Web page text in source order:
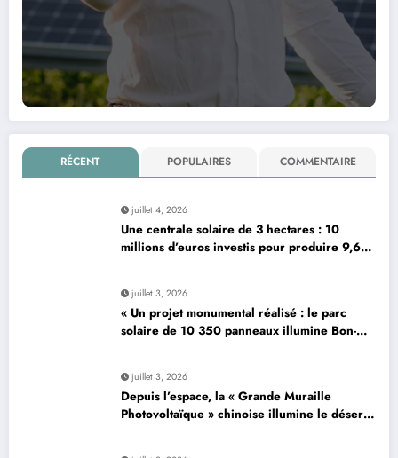
RÉCENT POPULAIRES COMMENTAIRE
juillet 4, 2026
Une centrale solaire de 3 hectares : 10
millions d’euros investis pour produire 9,6
juillet 3, 2026
« Un projet monumental réalisé : le parc
solaire de 10 350 panneaux illumine Bon-…
juillet 3, 2026
Depuis l’espace, la « Grande Muraille
Photovoltaïque » chinoise illumine le désert